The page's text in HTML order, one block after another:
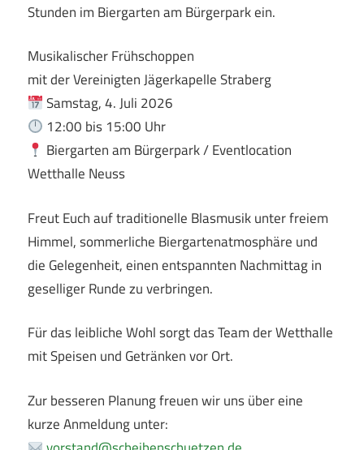
Stunden im Biergarten am Bürgerpark ein.
Musikalischer Frühschoppen
mit der Vereinigten Jägerkapelle Straberg
Samstag, 4. Juli 2026
12:00 bis 15:00 Uhr
Biergarten am Bürgerpark / Eventlocation
Wetthalle Neuss
Freut Euch auf traditionelle Blasmusik unter freiem
Himmel, sommerliche Biergartenatmosphäre und
die Gelegenheit, einen entspannten Nachmittag in
geselliger Runde zu verbringen.
Für das leibliche Wohl sorgt das Team der Wetthalle
mit Speisen und Getränken vor Ort.
Zur besseren Planung freuen wir uns über eine
kurze Anmeldung unter: